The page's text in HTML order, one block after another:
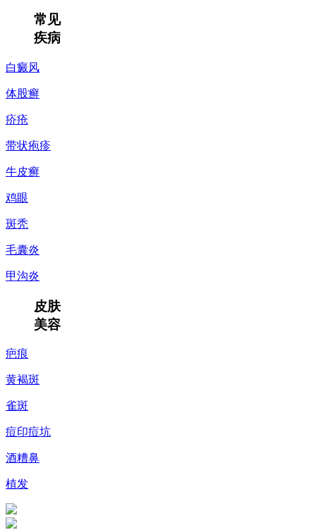
常见
疾病
白癜风
体股癣
疥疮
带状疱疹
牛皮癣
鸡眼
斑秃
毛囊炎
甲沟炎
皮肤
美容
疤痕
黄褐斑
雀斑
痘印痘坑
酒糟鼻
植发